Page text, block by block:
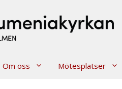
Om oss Mötesplatser